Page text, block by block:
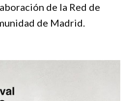
de la Red de
de Madrid.